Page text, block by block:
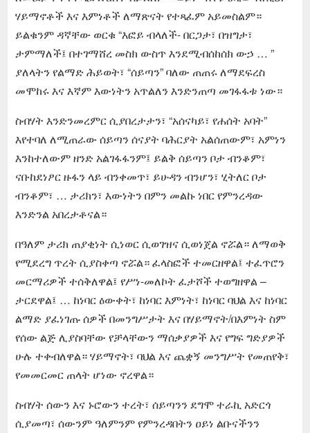
ሃይማኖቶች እና እምነቶች ለማጽናት የተጻፈም አይመስልም።
ይልቁንም ዳኛቸው ወርቁ “እፎይ ብላለች- በርጋታ፣ በዝግታ፣
ታምማለች፤ በተገማሸረ መስክ ውስጥ እንደሚብሰከሰክ ውኃ … ”
ያለላትን የልማድ ሕይወት፣ “ሰይጣን” ባለው ጠጠሩ ለማደፍረስ
መሞከሩ እና እኛም እውነትን አጥልለን እንድንጠጣ መገፋፋቱ ነው።
ስብሃት እንድንመረምር ሲያበረታታን፣ “አሰናካይ፣ የሐሰት አባት”
እየተባለ ለሚጠራው ሰይጣን ሰናያት ባሕርያት አልሰጠውም፣ አምነን
እንከተለውም ዘንድ አልገፋፋንም፤ ይልቅ ሰይጣን ቦታ ብንቆም፣
ናቡከደነፆር ዙፋን ላይ ብንቀመጥ፣ ይሁዳን ብንሆን፣ ሂትለር ቦታ
ብንቆም፣ … ታሪክን፣ እውነትን በምን መልኩ ነበር የምንረዳው
እንድንል አበረታቶናል።
በዓለም ታሪክ ጠያቂነት ሲነወር ሲወገዝና ሲወነጀል ኖሯል። ለማወቅ
የሚደረግ ጥረት ሲያስቀጣ ኖሯል። ፈላስፎች ተመርዘዋል፤ ተፈጥሮን
መርማሪዎች ተሰቅለዋል፤ የሥነ-መለኮት ፈታሾች ተወግዘዋል –
ታርደዋል፤ … ከነባር ዕውቀት፣ ከነባር እምነት፣ ከነባር ባህል እና ከነባር
ልማድ ያፈነገጡ ሰዎች በመንግሥታት እና በሃይማኖት/በእምነት ስም
የሰው ልጅ ሊያስባቸው የቻላቸውን ማሰቃያዎች እና የግፍ ግድያዎች
ሁሉ ተቀብለዋል። ሃይማኖት፣ ባህል እና ጨቋኝ መንግሥት የመጠየቅ፣
የመመርመር ጠላት ሆነው ኖረዋል።
ስብሃት ሰውን እና ኑሮውን ተረት፣ ሰይጣንን ደግሞ ተራኪ አድርጎ
ሲያመጣ፣ ሰውንም ዓለምንም የምንረዳበትን ዐይነ ልቡናችንን